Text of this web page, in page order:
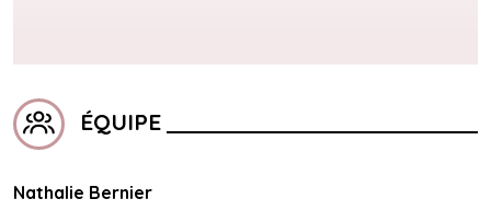
 ÉQUIPE
Nathalie Bernier